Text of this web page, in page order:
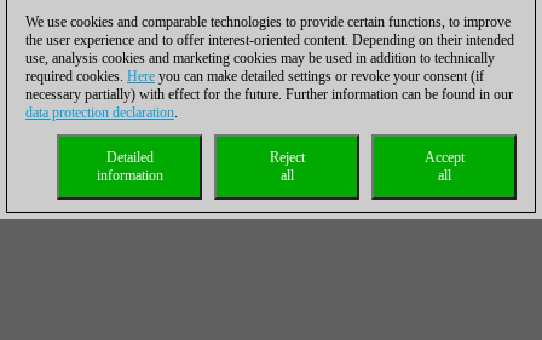
We use cookies and comparable technologies to provide certain functions, to improve
the user experience and to offer interest-oriented content. Depending on their intended
use, analysis cookies and marketing cookies may be used in addition to technically
required cookies. Here you can make detailed settings or revoke your consent (if
necessary partially) with effect for the future. Further information can be found in our
data protection declaration.
Accept
all
Reject
all
Detailed
information